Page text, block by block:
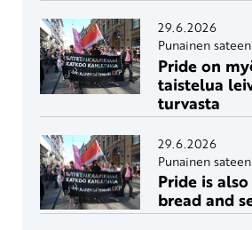
29.6.2026
Punainen
Pride on
taistelua
turvasta
29.6.2026
Punainen
Pride is
bread and